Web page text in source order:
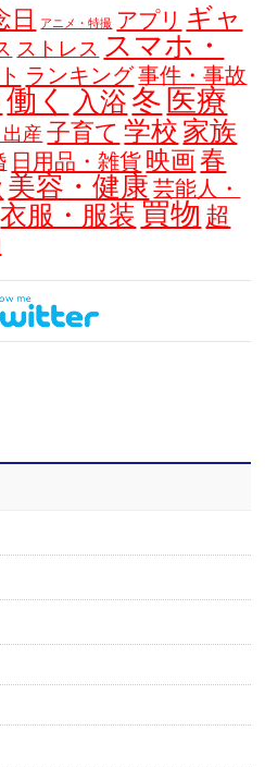
日 アニメ・特撮 アプリ ギャ
ストレス スマホ・
ランキング事件・事故
働く 入浴 冬 医療
産 子育て 学校 家族
日用品・雑貨 映画 春
美容・健康 芸能人・
衣服・服装 買物 超